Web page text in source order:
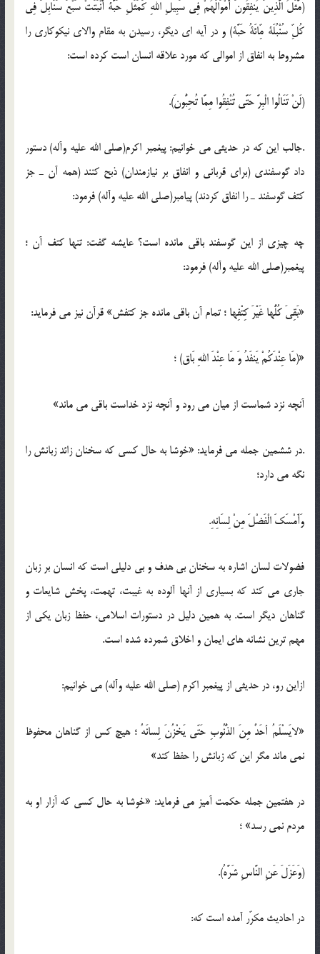
(مَّثَلُ الَّذِینَ یُنفِقُونَ أَمْوَالَهُمْ فِی سَبِیلِ اللهِ کَمَثَلِ حَبَّة أَنْبَتَتْ سَبْعَ سَنَابِلَ فِی
کُلِّ سُنْبُلَة مِّائَةُ حَبَّة) و در آیه ای دیگر، رسیدن به مقام والای نیکوکاری را
مشروط به انفاق از اموالی که مورد علاقه انسان است کرده است:
(لَنْ تَنَالُوا الْبِرَّ حَتَّی تُنْفِقُوا مِمَّا تُحِبُّونَ).
.جالب این که در حدیثی می خوانیم: پیغمبر اکرم(صلی الله علیه وآله) دستور
داد گوسفندی (برای قربانی و انفاق بر نیازمندان) ذبح کنند (همه آن ـ جز
کتف گوسفند ـ را انفاق کردند) پیامبر(صلی الله علیه وآله) فرمود:
چه چیزی از این گوسفند باقی مانده است؟ عایشه گفت: تنها کتف آن ؛
پیغمبر(صلی الله علیه وآله) فرمود:
«بَقِیَ کُلُّها غَیْرَ کِتْفِها ؛ تمام آن باقی مانده جز کتفش» قرآن نیز می فرماید:
«(مَا عِنْدَکُمْ یَنفَدُ وَ مَا عِنْدَ اللهِ بَاق) ؛
آنچه نزد شماست از میان می رود و آنچه نزد خداست باقی می ماند»
.در ششمین جمله می فرماید: «خوشا به حال کسی که سخنان زائد زبانش را
نگه می دارد؛
وَأَمْسَکَ الْفَضْلَ مِنْ لِسَانِهِ.
فضولات لسان اشاره به سخنان بی هدف و بی دلیلی است که انسان بر زبان
جاری می کند که بسیاری از آنها آلوده به غیبت، تهمت، پخش شایعات و
گناهان دیگر است. به همین دلیل در دستورات اسلامی، حفظ زبان یکی از
مهم ترین نشانه های ایمان و اخلاق شمرده شده است.
ازاین رو، در حدیثی از پیغمبر اکرم (صلی الله علیه وآله) می خوانیم:
«لایَسْلَمُ أحَدٌ مِنَ الذُّنُوبِ حَتّی یَخْزُنَ لِسانَهُ ؛ هیچ کس از گناهان محفوظ
نمی ماند مگر این که زبانش را حفظ کند»
در هفتمین جمله حکمت آمیز می فرماید: «خوشا به حال کسی که آزار او به
مردم نمی رسد» ؛
(وَعَزَلَ عَنِ النَّاسِ شَرَّهُ).
در احادیث مکرّر آمده است که: